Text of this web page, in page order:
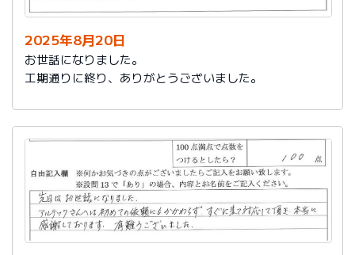
2025年8月20日
お世話になりました。
工期通りに終り、ありがとうございました。